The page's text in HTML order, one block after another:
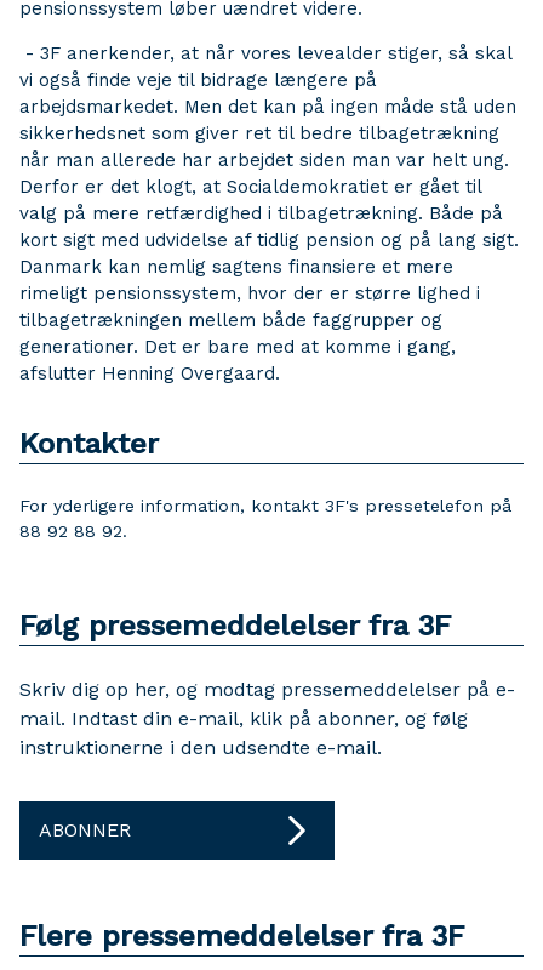
pensionssystem løber uændret videre.
- 3F anerkender, at når vores levealder stiger, så skal
vi også finde veje til bidrage længere på
arbejdsmarkedet. Men det kan på ingen måde stå uden
sikkerhedsnet som giver ret til bedre tilbagetrækning
når man allerede har arbejdet siden man var helt ung.
Derfor er det klogt, at Socialdemokratiet er gået til
valg på mere retfærdighed i tilbagetrækning. Både på
kort sigt med udvidelse af tidlig pension og på lang sigt.
Danmark kan nemlig sagtens finansiere et mere
rimeligt pensionssystem, hvor der er større lighed i
tilbagetrækningen mellem både faggrupper og
generationer. Det er bare med at komme i gang,
afslutter Henning Overgaard.
Kontakter
For yderligere information, kontakt 3F's pressetelefon på
88 92 88 92.
Følg pressemeddelelser fra 3F
Skriv dig op her, og modtag pressemeddelelser på e-
mail. Indtast din e-mail, klik på abonner, og følg
instruktionerne i den udsendte e-mail.
ABONNER
Flere pressemeddelelser fra 3F